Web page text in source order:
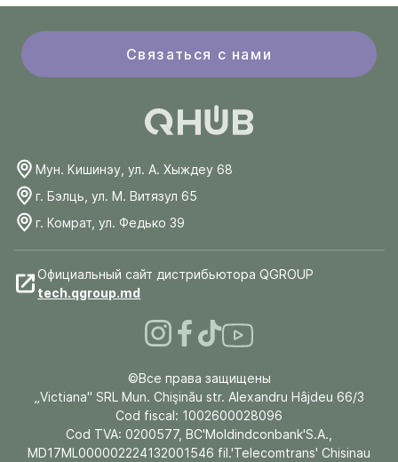
Связаться с нами
Мун. Кишинэу, ул. А. Хыждеу 68
г. Бэлць, ул. М. Витязул 65
г. Комрат, ул. Федько 39
Официальный сайт дистрибьютора QGROUP
tech.qgroup.md
©Все права защищены
„Victiana" SRL Mun. Chişinău str. Alexandru Hâjdeu 66/3
Cod fiscal: 1002600028096
Cod TVA: 0200577, BC'Moldindconbank'S.A.,
MD17ML000002224132001546 fil.'Telecomtrans' Chisinau